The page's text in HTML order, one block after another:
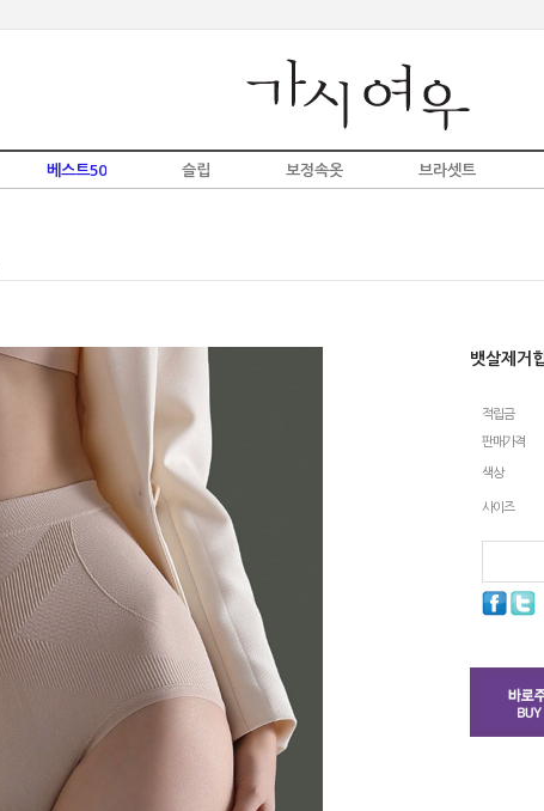
베스트50 슬립 보정속옷 브라셋트
뱃살제거
적립금
판매가격
색상
사이즈